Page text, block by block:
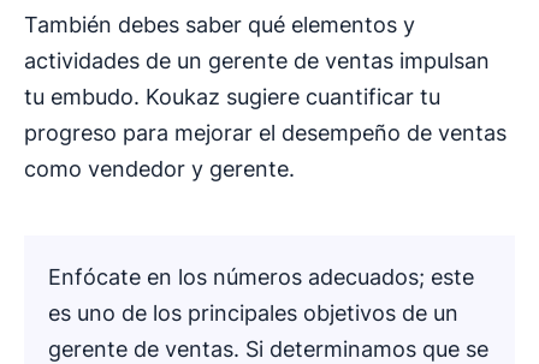
También debes saber qué elementos y
actividades de un gerente de ventas impulsan
tu embudo. Koukaz sugiere cuantificar tu
progreso para mejorar el desempeño de ventas
como vendedor y gerente.
Enfócate en los números adecuados; este
es uno de los principales objetivos de un
gerente de ventas. Si determinamos que se